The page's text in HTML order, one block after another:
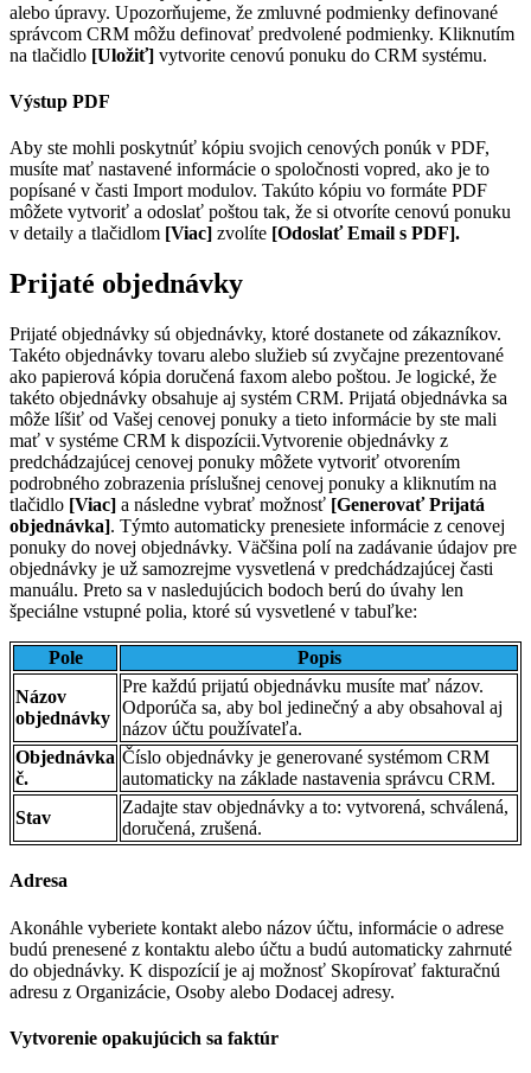
alebo úpravy. Upozorňujeme, že zmluvné podmienky definované
správcom CRM môžu definovať predvolené podmienky. Kliknutím
na tlačidlo [Uložiť] vytvorite cenovú ponuku do CRM systému.
Výstup PDF
Aby ste mohli poskytnúť kópiu svojich cenových ponúk v PDF,
musíte mať nastavené informácie o spoločnosti vopred, ako je to
popísané v časti Import modulov. Takúto kópiu vo formáte PDF
môžete vytvoriť a odoslať poštou tak, že si otvoríte cenovú ponuku
v detaily a tlačidlom [Viac] zvolíte [Odoslať Email s PDF].
Prijaté objednávky
Prijaté objednávky sú objednávky, ktoré dostanete od zákazníkov.
Takéto objednávky tovaru alebo služieb sú zvyčajne prezentované
ako papierová kópia doručená faxom alebo poštou. Je logické, že
takéto objednávky obsahuje aj systém CRM. Prijatá objednávka sa
môže líšiť od Vašej cenovej ponuky a tieto informácie by ste mali
mať v systéme CRM k dispozícii.Vytvorenie objednávky z
predchádzajúcej cenovej ponuky môžete vytvoriť otvorením
podrobného zobrazenia príslušnej cenovej ponuky a kliknutím na
tlačidlo [Viac] a následne vybrať možnosť [Generovať Prijatá
objednávka]. Týmto automaticky prenesiete informácie z cenovej
ponuky do novej objednávky. Väčšina polí na zadávanie údajov pre
objednávky je už samozrejme vysvetlená v predchádzajúcej časti
manuálu. Preto sa v nasledujúcich bodoch berú do úvahy len
špeciálne vstupné polia, ktoré sú vysvetlené v tabuľke:
Pole
Popis
Názov
objednávky
Pre každú prijatú objednávku musíte mať názov.
Odporúča sa, aby bol jedinečný a aby obsahoval aj
názov účtu používateľa.
Objednávka
č.
Číslo objednávky je generované systémom CRM
automaticky na základe nastavenia správcu CRM.
Stav
Zadajte stav objednávky a to: vytvorená, schválená,
doručená, zrušená.
Adresa
Akonáhle vyberiete kontakt alebo názov účtu, informácie o adrese
budú prenesené z kontaktu alebo účtu a budú automaticky zahrnuté
do objednávky. K dispozícií je aj možnosť Skopírovať fakturačnú
adresu z Organizácie, Osoby alebo Dodacej adresy.
Vytvorenie opakujúcich sa faktúr